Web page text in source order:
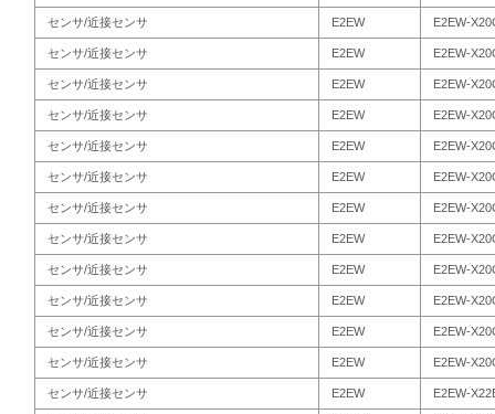
センサ/近接センサ E2EW E2EW-
センサ/近接センサ E2EW E2EW-
センサ/近接センサ E2EW E2EW-
センサ/近接センサ E2EW E2EW-
センサ/近接センサ E2EW E2EW-
センサ/近接センサ E2EW E2EW-
センサ/近接センサ E2EW E2EW-
センサ/近接センサ E2EW E2EW-
センサ/近接センサ E2EW E2EW-
センサ/近接センサ E2EW E2EW-
センサ/近接センサ E2EW E2EW-
センサ/近接センサ E2EW E2EW-
センサ/近接センサ E2EW E2EW-